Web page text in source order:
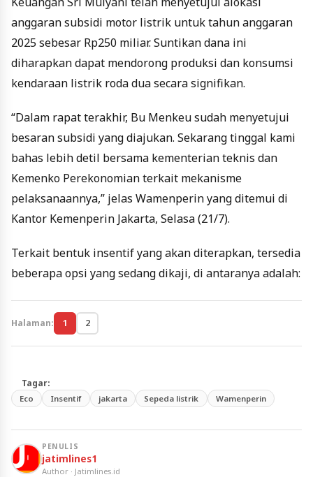
anggaran subsidi motor listrik untuk tahun anggaran
2025 sebesar Rp250 miliar. Suntikan dana ini
diharapkan dapat mendorong produksi dan konsumsi
kendaraan listrik roda dua secara signifikan.
“Dalam rapat terakhir, Bu Menkeu sudah menyetujui
besaran subsidi yang diajukan. Sekarang tinggal kami
bahas lebih detil bersama kementerian teknis dan
Kemenko Perekonomian terkait mekanisme
pelaksanaannya,” jelas Wamenperin yang ditemui di
Kantor Kemenperin Jakarta, Selasa (21/7).
Terkait bentuk insentif yang akan diterapkan, tersedia
beberapa opsi yang sedang dikaji, di antaranya adalah:
Halaman: 1 2
Tagar:
Eco Insentif jakarta Sepeda listrik Wamenperin
PENULIS
jatimlines1
Author · Jatimlines.id